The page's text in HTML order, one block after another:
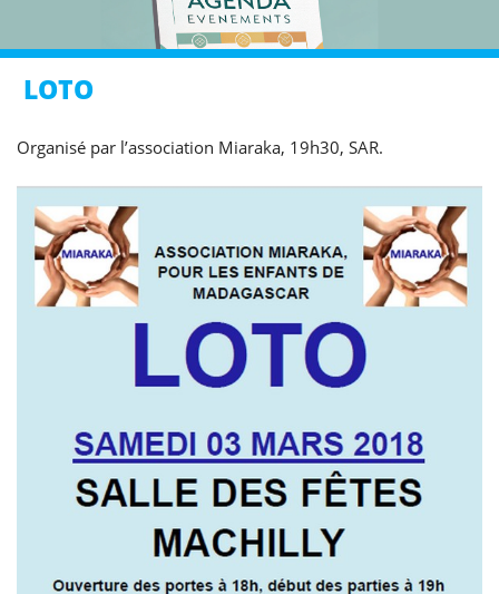
Services
Village
LOTO
Organisé par l’association Miaraka, 19h30, SAR.